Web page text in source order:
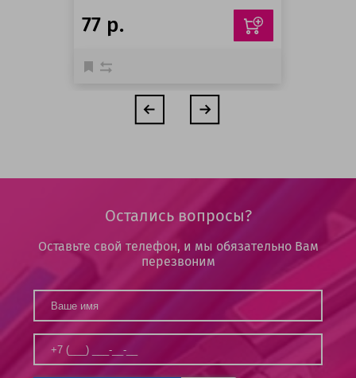
77 р.
Остались вопросы?
Оставьте свой телефон, и мы обязательно Вам
перезвоним